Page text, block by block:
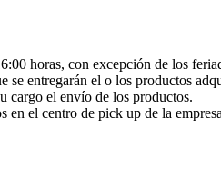
horas, con excepción de los
entregarán el o los productos
cargo el envío de los productos.
el centro de pick up de la